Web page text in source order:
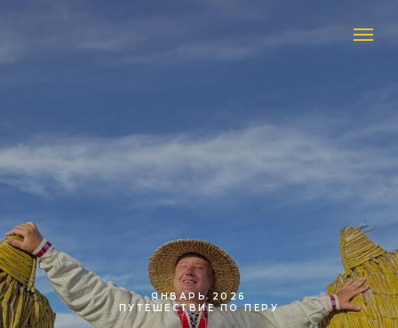
ЯНВАРЬ 2026
ПУТЕШЕСТВИЕ ПО ПЕРУ